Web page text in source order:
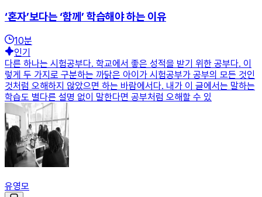
‘혼자’보다는 ‘함께’ 학습해야 하는 이유
10분
인기
다른 하나는 시험공부다. 학교에서 좋은 성적을 받기 위한 공부다. 이
렇게 두 가지로 구분하는 까닭은 아이가 시험공부가 공부의 모든 것인
것처럼 오해하지 않았으면 하는 바람에서다. 내가 이 글에서는 말하는
학습도 별다른 설명 없이 말한다면 공부처럼 오해할 수 있
유영모